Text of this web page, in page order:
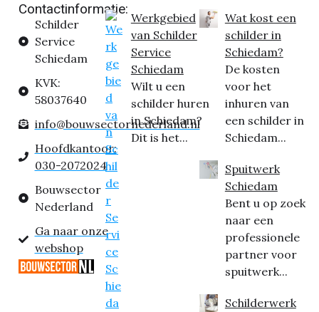
Contactinformatie:
Schilder
Service
Schiedam
KVK:
58037640
info@bouwsectornederland.nl
Hoofdkantoor:
030-2072024
Bouwsector
Nederland
Ga naar onze
webshop
Werkgebied
van Schilder
Service
Schiedam
Wilt u een
schilder huren
in Schiedam?
Dit is het...
Wat kost een
schilder in
Schiedam?
De kosten
voor het
inhuren van
een schilder in
Schiedam...
Spuitwerk
Schiedam
Bent u op zoek
naar een
professionele
partner voor
spuitwerk...
Schilderwerk